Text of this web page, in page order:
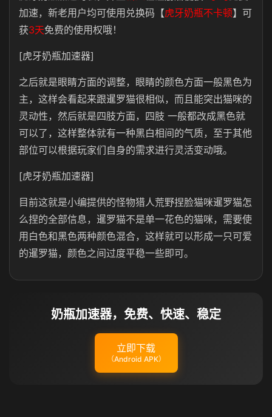
加速，新老用户均可使用兑换码【虎牙奶瓶不卡顿】可
获3天免费的使用权哦！
[虎牙奶瓶加速器]
之后就是眼睛方面的调整，眼睛的颜色方面一般黑色为
主，这样会看起来跟暹罗猫很相似，而且能突出猫咪的
灵动性，然后就是四肢方面，四肢 一般都改成黑色就
可以了，这样整体就有一种黑白相间的气质，至于其他
部位可以根据玩家们自身的需求进行灵活变动哦。
[虎牙奶瓶加速器]
目前这就是小编提供的怪物猎人荒野捏脸猫咪暹罗猫怎
么捏的全部信息，暹罗猫不是单一花色的猫咪，需要使
用白色和黑色两种颜色混合，这样就可以形成一只可爱
的暹罗猫，颜色之间过度平稳一些即可。
奶瓶加速器，免费、快速、稳定
立即下载
（Android APK）